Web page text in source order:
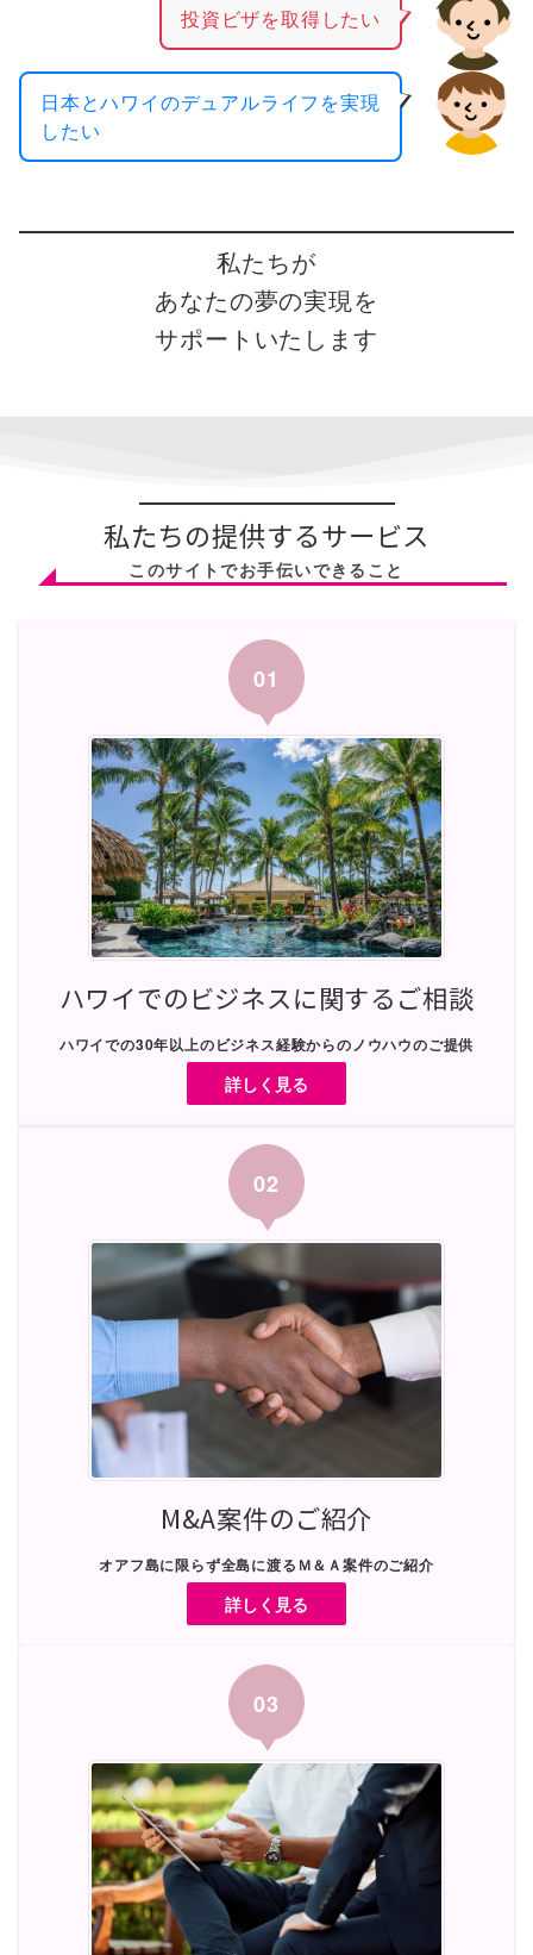
投資ビザを取得したい
日本とハワイのデュアルライフを実現
したい
私たちが
あなたの夢の実現を
サポートいたします
私たちの提供するサービス
このサイトでお手伝いできること
01
ハワイでのビジネスに関するご相談
ハワイでの30年以上のビジネス経験からのノウハウのご提供
詳しく見る
02
M&A案件のご紹介
オアフ島に限らず全島に渡る Ｍ＆Ａ案件のご紹介
詳しく見る
03